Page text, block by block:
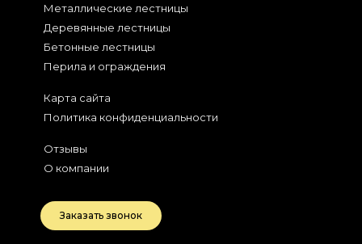
Металлические лестницы
Деревянные лестницы
Бетонные лестницы
Перила и ограждения
Карта сайта
Политика конфиденциальности
Отзывы
О компании
Заказать звонок